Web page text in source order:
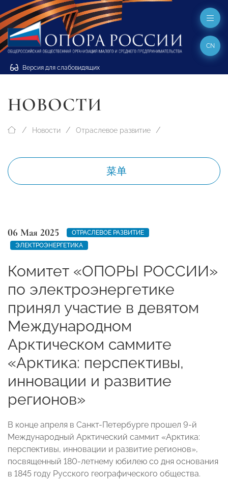
Версия для слабовидящих
CN
НОВОСТИ
Новости Отраслевое развитие
菜单
06 Мая 2025
ОТРАСЛЕВОЕ РАЗВИТИЕ
ЭЛЕКТРОЭНЕРГЕТИКА
Комитет «ОПОРЫ РОССИИ»
по электроэнергетике
принял участие в девятом
Международном
Арктическом саммите
«Арктика: перспективы,
инновации и развитие
регионов»
В конце апреля в Санкт-Петербурге прошел 9-й
Международный Арктический саммит «Арктика:
перспективы, инновации и развитие регионов»,
посвященный 180-летнему юбилею со дня основания
в 1845 году Русского географического общества.